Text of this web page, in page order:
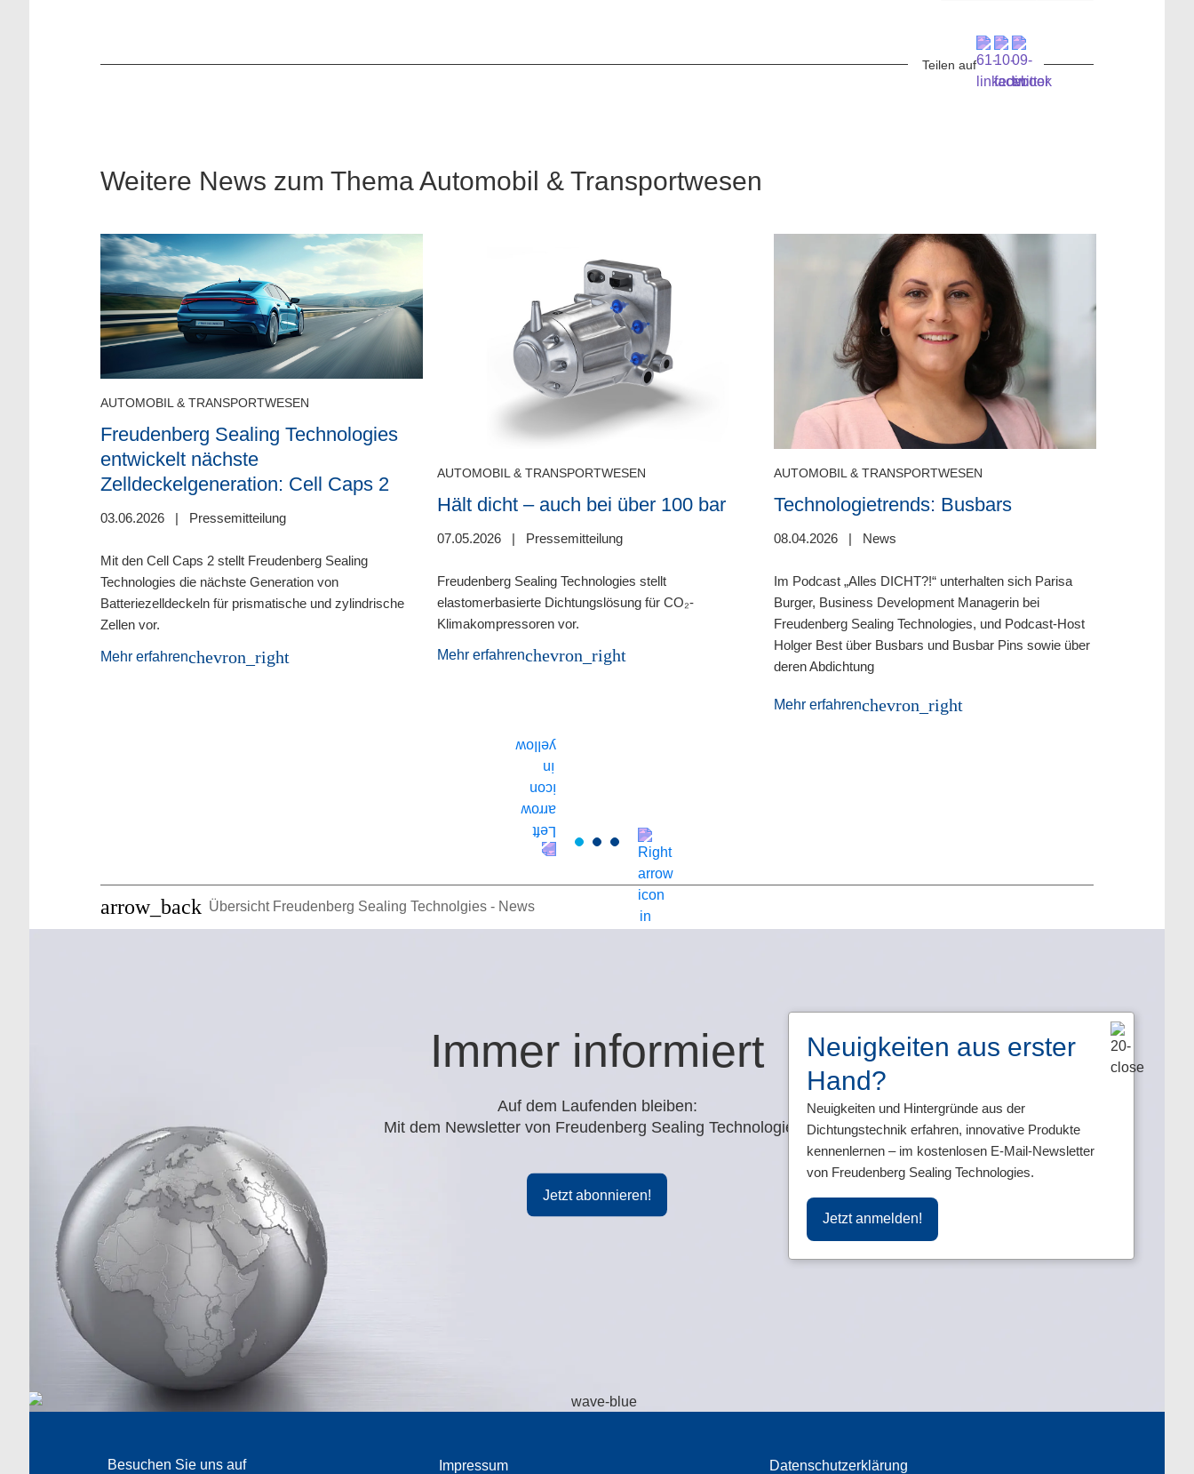
Neuigkeiten aus erster
Hand?
Neuigkeiten und Hintergründe aus der
Dichtungstechnik erfahren, innovative Produkte
kennenlernen – im kostenlosen E-Mail-Newsletter
von Freudenberg Sealing Technologies.
Jetzt anmelden!
Teilen auf
Weitere News zum Thema Automobil & Transportwesen
AUTOMOBIL & TRANSPORTWESEN
Freudenberg Sealing Technologies
entwickelt nächste
Zelldeckelgeneration: Cell Caps 2
03.06.2026 | Pressemitteilung
Mit den Cell Caps 2 stellt Freudenberg Sealing
Technologies die nächste Generation von
Batteriezelldeckeln für prismatische und zylindrische
Zellen vor.
Mehr erfahrenchevron_right
AUTOMOBIL & TRANSPORTWESEN
Hält dicht – auch bei über 100 bar
07.05.2026 | Pressemitteilung
Freudenberg Sealing Technologies stellt
elastomerbasierte Dichtungslösung für CO₂-
Klimakompressoren vor.
Mehr erfahrenchevron_right
AUTOMOBIL & TRANSPORTWESEN
Technologietrends: Busbars
08.04.2026 | News
Im Podcast „Alles DICHT?!“ unterhalten sich Parisa
Burger, Business Development Managerin bei
Freudenberg Sealing Technologies, und Podcast-Host
Holger Best über Busbars und Busbar Pins sowie über
deren Abdichtung
Mehr erfahrenchevron_right
arrow_back Übersicht Freudenberg Sealing Technolgies - News
Immer informiert
Auf dem Laufenden bleiben:
Mit dem Newsletter von Freudenberg Sealing Technologies.
Jetzt abonnieren!
Besuchen Sie uns auf Impressum Datenschutzerklärung